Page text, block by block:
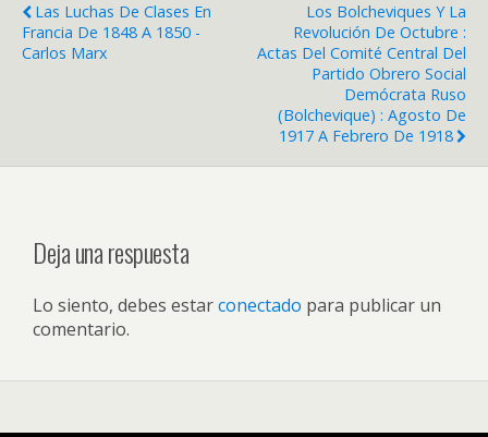
Las Luchas De Clases En
Francia De 1848 A 1850 -
Carlos Marx
Los Bolcheviques Y La
Revolución De Octubre :
Actas Del Comité Central Del
Partido Obrero Social
Demócrata Ruso
(bolchevique) : Agosto De
1917 A Febrero De 1918
Deja una respuesta
Lo siento, debes estarconectado para publicar un
comentario.